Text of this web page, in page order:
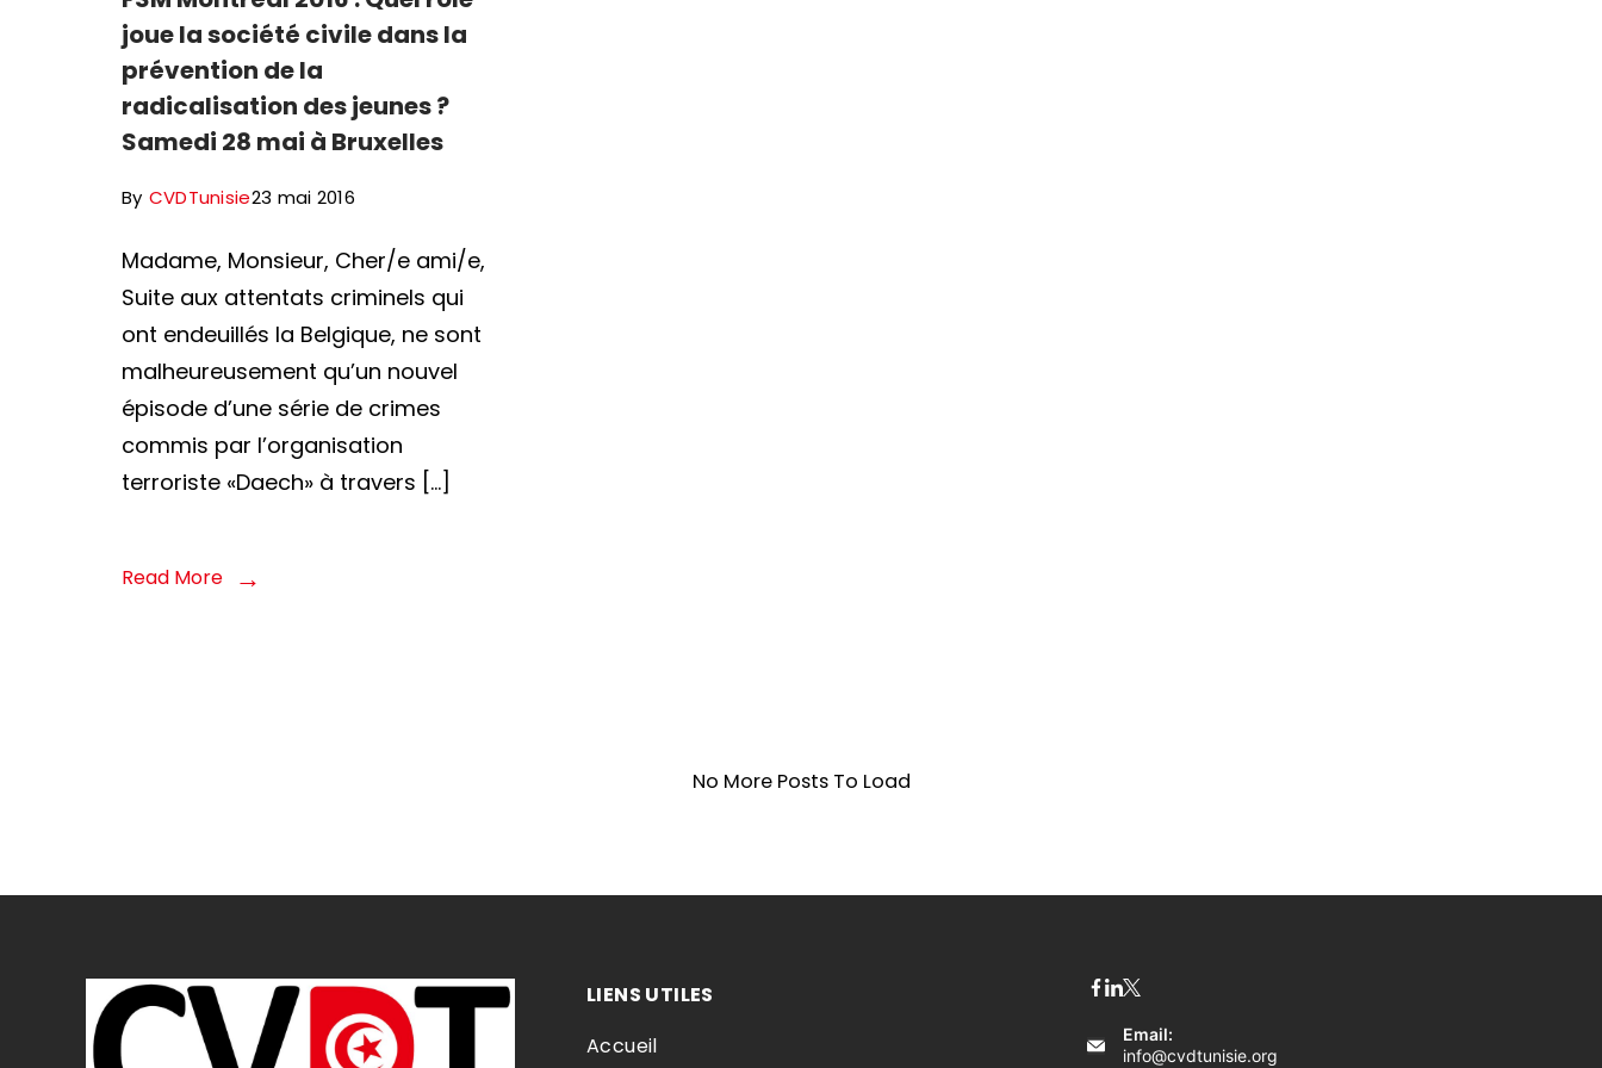
joue la société civile dans la
prévention de la
radicalisation des jeunes ?
Samedi 28 mai à Bruxelles
By CVDTunisie23 mai 2016
Madame, Monsieur, Cher/e ami/e,
Suite aux attentats criminels qui
ont endeuillés la Belgique, ne sont
malheureusement qu’un nouvel
épisode d’une série de crimes
commis par l’organisation
terroriste «Daech» à travers […]
Read More
No More Posts To Load
LIENS UTILES
Accueil
Email:
info@cvdtunisie.org